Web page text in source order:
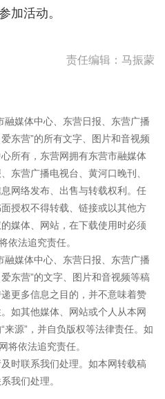
加活动。
责任编辑：马振蒙
媒体中心、东营日报、东营广播
东营”的所有文字、图片和音视频
所有，东营网拥有东营市融媒体
东营广播电视台、黄河口晚刊、
网络发布、出售与转载权利。任
授权不得转载、链接或以其他方
媒体、网站，在下载使用时必须
依法追究责任。
媒体中心、东营日报、东营广播
东营”的文字、图片和音视频等稿
更多信息之目的，并不意味着赞
如其他媒体、网站或个人从本网
源”，并自负版权等法律责任。如
将依法追究责任。
时联系我们处理。如本网转载稿
我们处理。